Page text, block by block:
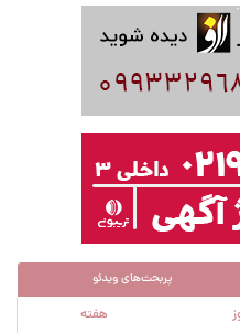
پربحث‌های ویدئو
هفته